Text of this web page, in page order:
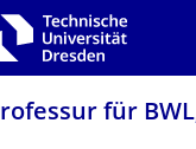
für